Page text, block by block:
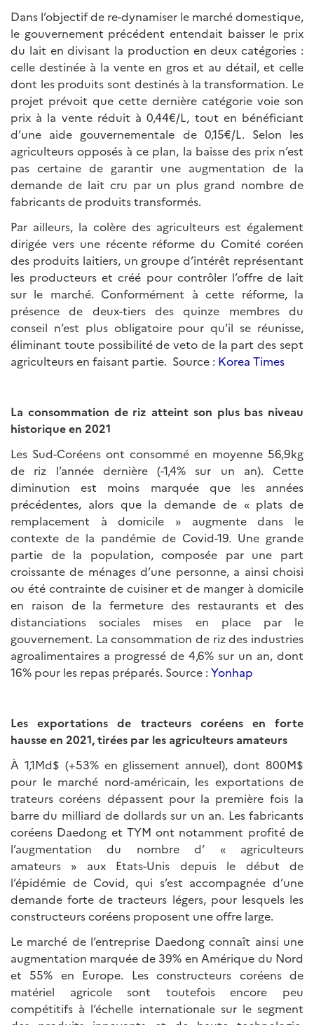
Dans l’objectif de re-dynamiser le marché domestique,
le gouvernement précédent entendait baisser le prix
du lait en divisant la production en deux catégories :
celle destinée à la vente en gros et au détail, et celle
dont les produits sont destinés à la transformation. Le
projet prévoit que cette dernière catégorie voie son
prix à la vente réduit à 0,44€/L, tout en bénéficiant
d’une aide gouvernementale de 0,15€/L. Selon les
agriculteurs opposés à ce plan, la baisse des prix n’est
pas certaine de garantir une augmentation de la
demande de lait cru par un plus grand nombre de
fabricants de produits transformés.
Par ailleurs, la colère des agriculteurs est également
dirigée vers une récente réforme du Comité coréen
des produits laitiers, un groupe d’intérêt représentant
les producteurs et créé pour contrôler l’offre de lait
sur le marché. Conformément à cette réforme, la
présence de deux-tiers des quinze membres du
conseil n’est plus obligatoire pour qu’il se réunisse,
éliminant toute possibilité de veto de la part des sept
agriculteurs en faisant partie. Source : Korea Times
La consommation de riz atteint son plus bas niveau
historique en 2021
Les Sud-Coréens ont consommé en moyenne 56,9kg
de riz l’année dernière (-1,4% sur un an). Cette
diminution est moins marquée que les années
précédentes, alors que la demande de « plats de
remplacement à domicile » augmente dans le
contexte de la pandémie de Covid-19. Une grande
partie de la population, composée par une part
croissante de ménages d’une personne, a ainsi choisi
ou été contrainte de cuisiner et de manger à domicile
en raison de la fermeture des restaurants et des
distanciations sociales mises en place par le
gouvernement. La consommation de riz des industries
agroalimentaires a progressé de 4,6% sur un an, dont
16% pour les repas préparés. Source : Yonhap
Les exportations de tracteurs coréens en forte
hausse en 2021, tirées par les agriculteurs amateurs
À 1,1Md$ (+53% en glissement annuel), dont 800M$
pour le marché nord-américain, les exportations de
trateurs coréens dépassent pour la première fois la
barre du milliard de dollards sur un an. Les fabricants
coréens Daedong et TYM ont notamment profité de
l’augmentation du nombre d’ « agriculteurs
amateurs » aux Etats-Unis depuis le début de
l’épidémie de Covid, qui s’est accompagnée d’une
demande forte de tracteurs légers, pour lesquels les
constructeurs coréens proposent une offre large.
Le marché de l’entreprise Daedong connaît ainsi une
augmentation marquée de 39% en Amérique du Nord
et 55% en Europe. Les constructeurs coréens de
matériel agricole sont toutefois encore peu
compétitifs à l’échelle internationale sur le segment